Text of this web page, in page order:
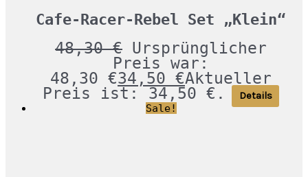
Cafe-Racer-Rebel Set „Klein“
48,30€ Ursprünglicher
Preis war:
48,30 €34,50 €Aktueller
Preis ist: 34,50 €.
Details
Sale!